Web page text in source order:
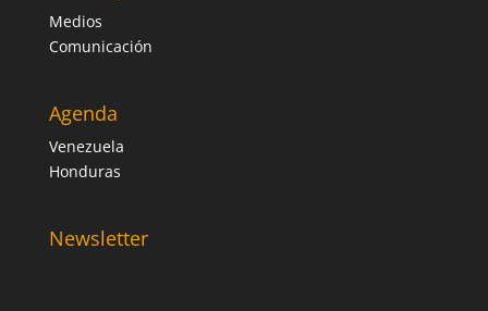
Medios
Comunicación
Agenda
Venezuela
Honduras
Newsletter